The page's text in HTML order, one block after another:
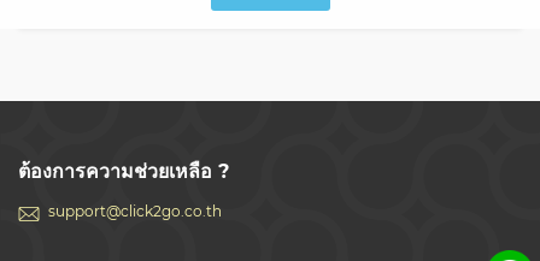
ต้องการความช่วยเหลือ ?
support@click2go.co.th